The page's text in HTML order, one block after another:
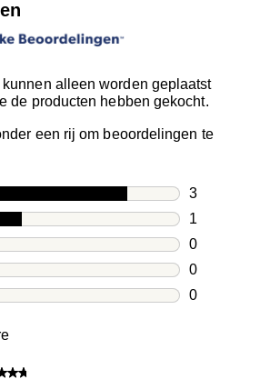
alleen worden geplaatst
de producten hebben gekocht.
een rij om beoordelingen te
3
3
1
1
0
0
0
0
0